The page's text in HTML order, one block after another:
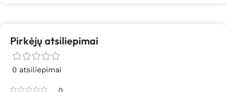
Pirkėjų atsiliepimai
0 atsiliepimai